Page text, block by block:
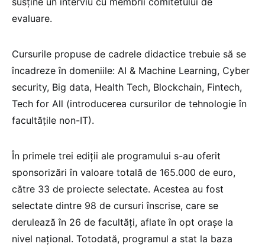
evaluare.
Cursurile propuse de cadrele didactice trebuie să se
încadreze în domeniile: AI & Machine Learning, Cyber
security, Big data, Health Tech, Blockchain, Fintech,
Tech for All (introducerea cursurilor de tehnologie în
facultățile non-IT).
În primele trei ediții ale programului s-au oferit
sponsorizări în valoare totală de 165.000 de euro,
către 33 de proiecte selectate. Acestea au fost
selectate dintre 98 de cursuri înscrise, care se
derulează în 26 de facultăți, aflate în opt orașe la
nivel național. Totodată, programul a stat la baza